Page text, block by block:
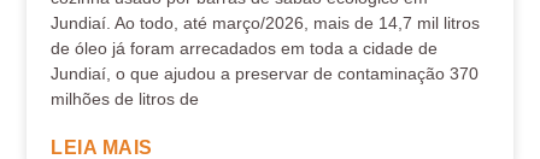
Jundiaí. Ao todo, até março/2026, mais de 14,7 mil litros
de óleo já foram arrecadados em toda a cidade de
Jundiaí, o que ajudou a preservar de contaminação 370
milhões de litros de
LEIA MAIS